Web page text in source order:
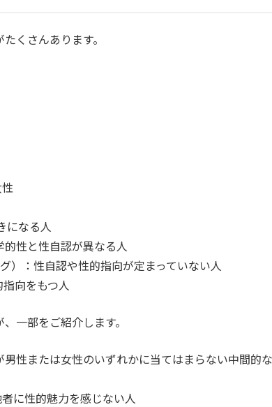
くさんあります。
になる人
性と性自認が異なる人
：性自認や性的指向が定まっていない人
向をもつ人
一部をご紹介します。
性または女性のいずれかに当てはまらない中間的な
に性的魅力を感じない人